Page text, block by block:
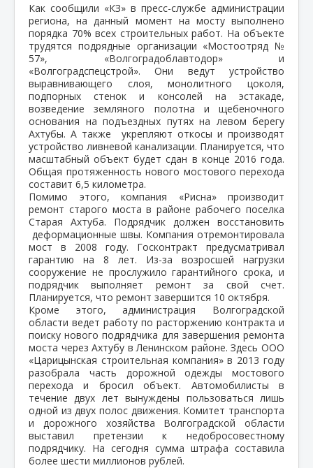
Как сообщили «КЗ» в пресс-службе администрации
региона, на данный момент на мосту выполнено
порядка 70% всех строительных работ. На объекте
трудятся подрядные организации «Мостоотряд №
57», «Волгоградоблавтодор» и
«Волгоградспецстрой». Они ведут устройство
выравнивающего слоя, монолитного цоколя,
подпорных стенок и консолей на эстакаде,
возведение земляного полотна и щебеночного
основания на подъездных путях на левом берегу
Ахтубы. А также укрепляют откосы и производят
устройство ливневой канализации. Планируется, что
масштабный объект будет сдан в конце 2016 года.
Общая протяженность нового мостового перехода
составит 6,5 километра.
Помимо этого, компания «Рисна» производит
ремонт старого моста в районе рабочего поселка
Старая Ахтуба. Подрядчик должен восстановить
деформационные швы. Компания отремонтировала
мост в 2008 году. Госконтракт предусматривал
гарантию на 8 лет. Из-за возросшей нагрузки
сооружение не прослужило гарантийного срока, и
подрядчик выполняет ремонт за свой счет.
Планируется, что ремонт завершится 10 октября.
Кроме этого, администрация Волгоградской
области ведет работу по расторжению контракта и
поиску нового подрядчика для завершения ремонта
моста через Ахтубу в Ленинском районе. Здесь ООО
«Царицынская строительная компания» в 2013 году
разобрала часть дорожной одежды мостового
перехода и бросил объект. Автомобилисты в
течение двух лет вынуждены пользоваться лишь
одной из двух полос движения. Комитет транспорта
и дорожного хозяйства Волгоградской области
выставил претензии к недобросовестному
подрядчику. На сегодня сумма штрафа составила
более шести миллионов рублей.